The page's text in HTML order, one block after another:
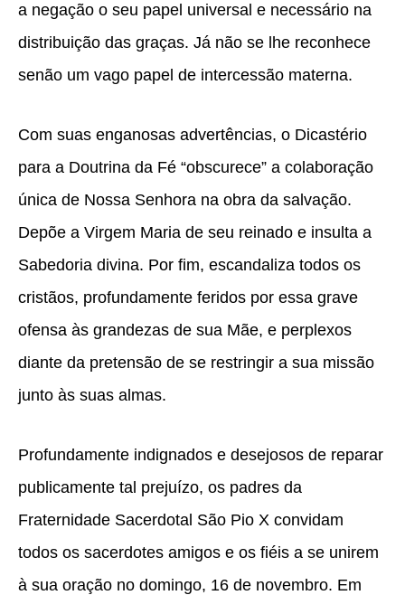
a negação o seu papel universal e necessário na
distribuição das graças. Já não se lhe reconhece
senão um vago papel de intercessão materna.
Com suas enganosas advertências, o Dicastério
para a Doutrina da Fé “obscurece” a colaboração
única de Nossa Senhora na obra da salvação.
Depõe a Virgem Maria de seu reinado e insulta a
Sabedoria divina. Por fim, escandaliza todos os
cristãos, profundamente feridos por essa grave
ofensa às grandezas de sua Mãe, e perplexos
diante da pretensão de se restringir a sua missão
junto às suas almas.
Profundamente indignados e desejosos de reparar
publicamente tal prejuízo, os padres da
Fraternidade Sacerdotal São Pio X convidam
todos os sacerdotes amigos e os fiéis a se unirem
à sua oração no domingo, 16 de novembro. Em